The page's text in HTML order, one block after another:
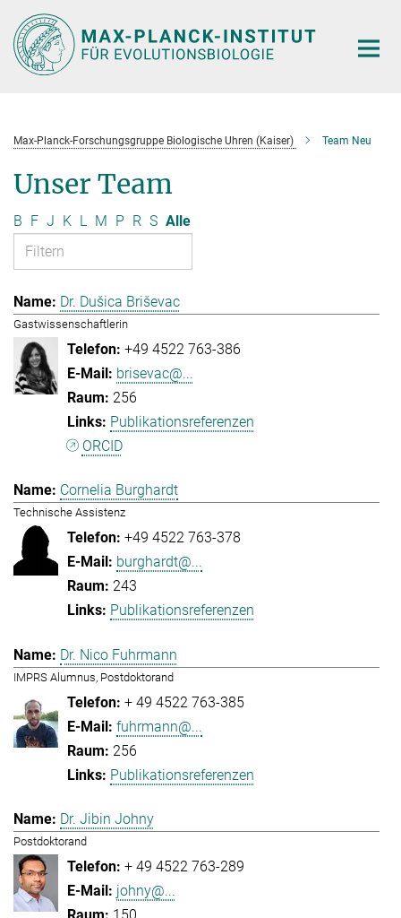
Hauptinhalt
Max-Planck-Forschungsgruppe Biologische Uhren (Kaiser) Team Neu
Unser Team
B F J K L M P R S Alle
Dr. Dušica Briševac
Gastwissenschaftlerin
+49 4522 763-386
brisevac@...
256
Publikationsreferenzen
ORCID
Cornelia Burghardt
Technische Assistenz
+49 4522 763-378
burghardt@...
243
Publikationsreferenzen
Dr. Nico Fuhrmann
IMPRS Alumnus, Postdoktorand
+ 49 4522 763-385
fuhrmann@...
256
Publikationsreferenzen
Dr. Jibin Johny
Postdoktorand
+ 49 4522 763-289
johny@...